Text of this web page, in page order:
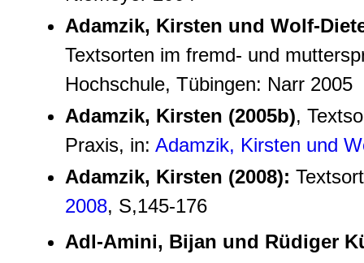
Adamzik, Kirsten und Wolf-
Textsorten im fremd- und
Hochschule, Tübingen: Narr 2005
Adamzik, Kirsten (2005b),
Praxis, in: Adamzik, Kirsten und
Adamzik, Kirsten (2008):
2008, S,145-176
Adl-Amini, Bijan und Rüdiger